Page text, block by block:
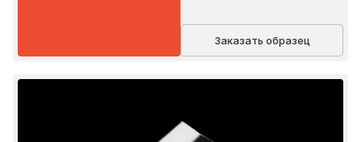
Заказать образец